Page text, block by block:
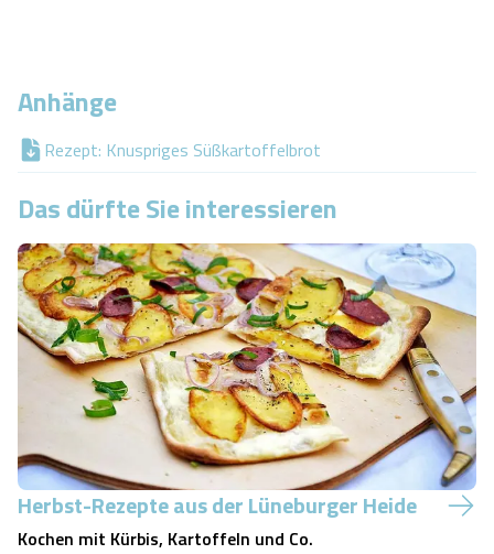
Anhänge
Rezept: Knuspriges Süßkartoffelbrot
Das dürfte Sie interessieren
Herbst-Rezepte aus der Lüneburger Heide
Kochen mit Kürbis, Kartoffeln und Co.